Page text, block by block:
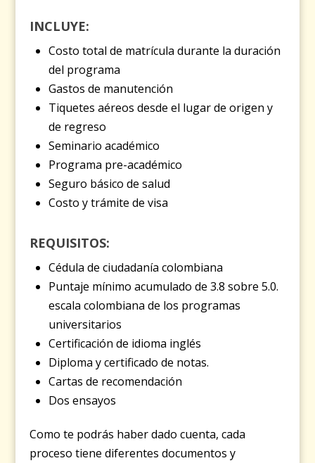
INCLUYE:
Costo total de matrícula durante la duración
del programa
Gastos de manutención
Tiquetes aéreos desde el lugar de origen y
de regreso
Seminario académico
Programa pre-académico
Seguro básico de salud
Costo y trámite de visa
REQUISITOS:
Cédula de ciudadanía colombiana
Puntaje mínimo acumulado de 3.8 sobre 5.0.
escala colombiana de los programas
universitarios
Certificación de idioma inglés
Diploma y certificado de notas.
Cartas de recomendación
Dos ensayos
Como te podrás haber dado cuenta, cada
proceso tiene diferentes documentos y